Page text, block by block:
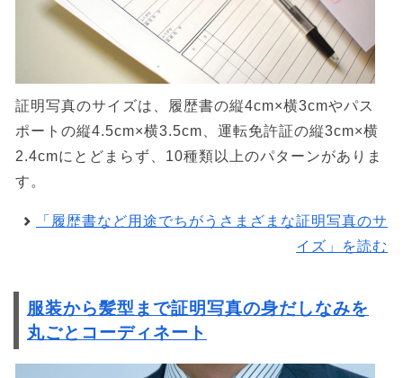
証明写真のサイズは、履歴書の縦4cm×横3cmやパス
ポートの縦4.5cm×横3.5cm、運転免許証の縦3cm×横
2.4cmにとどまらず、10種類以上のパターンがありま
す。
「履歴書など用途でちがうさまざまな証明写真のサ
イズ」を読む
服装から髪型まで証明写真の身だしなみを
丸ごとコーディネート